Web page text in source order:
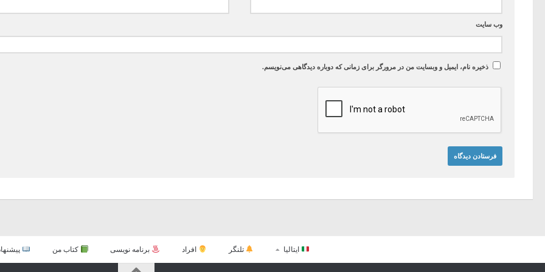
وب‌ سایت
ذخیره نام، ایمیل و وبسایت من در مرورگر برای زمانی که دوباره دیدگاهی می‌نویسم.
ایتالیا تلنگر افراد برنامه نویسی کتاب من